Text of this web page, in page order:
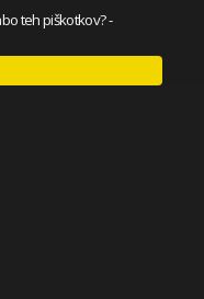
teh piškotkov?-